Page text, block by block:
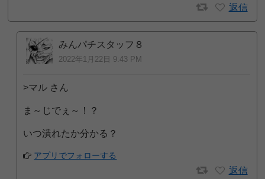
返信
みんパチスタッフ８
2022年1月22日 9:43 PM
>マル さん
ま～じでぇ～！？
いつ潰れたか分かる？
アプリでフォローする
返信